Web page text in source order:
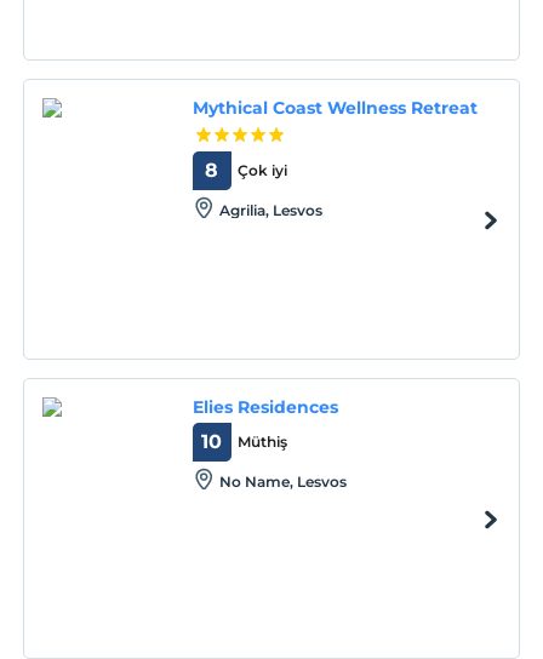
Mythical Coast Wellness Retreat
Çok iyi
8
Agrilia, Lesvos
Elies Residences
Müthiş
10
No Name, Lesvos